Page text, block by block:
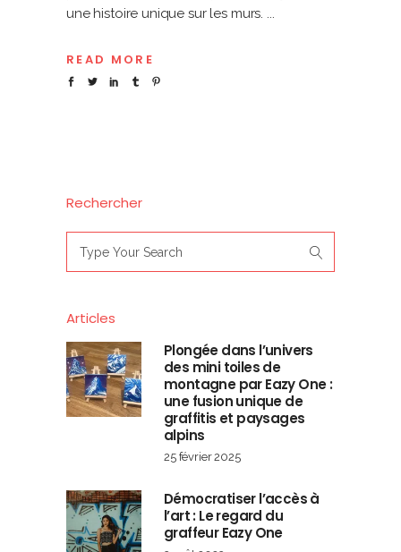
une histoire unique sur les murs.
READ MORE
Rechercher
for:
Articles
Plongée dans l’univers
des mini toiles de
montagne par Eazy One :
une fusion unique de
graffitis et paysages
alpins
25 février 2025
Démocratiser l’accès à
l’art : Le regard du
graffeur Eazy One